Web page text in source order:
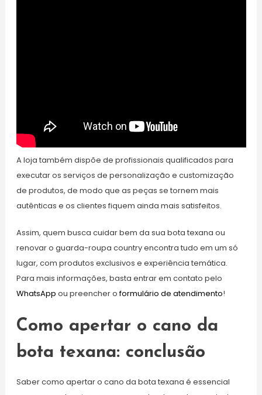
A loja também dispõe de profissionais qualificados para
executar os serviços de personalização e customização
de produtos, de modo que as peças se tornem mais
autênticas e os clientes fiquem ainda mais satisfeitos.
Assim, quem busca cuidar bem da sua bota texana ou
renovar o guarda-roupa country encontra tudo em um só
lugar, com produtos exclusivos e experiência temática.
Para mais informações, basta entrar em contato pelo
WhatsApp ou preencher oformulário de atendimento!
Como apertar o cano da
bota texana: conclusão
Saber como apertar o cano da bota texana é essencial